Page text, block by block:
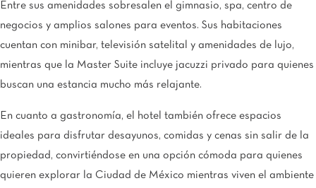
Entre sus amenidades sobresalen el gimnasio, spa, centro de
negocios y amplios salones para eventos. Sus habitaciones
cuentan con minibar, televisión satelital y amenidades de lujo,
mientras que la Master Suite incluye jacuzzi privado para quienes
buscan una estancia mucho más relajante.
En cuanto a gastronomía, el hotel también ofrece espacios
ideales para disfrutar desayunos, comidas y cenas sin salir de la
propiedad, convirtiéndose en una opción cómoda para quienes
quieren explorar la Ciudad de México mientras viven el ambiente